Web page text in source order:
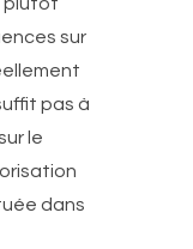
sur
pas à
le
dans